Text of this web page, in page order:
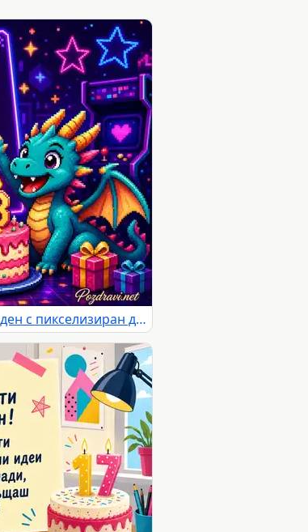
Неонова картичка за 18-ти рожден ден с пикселизиран дракон